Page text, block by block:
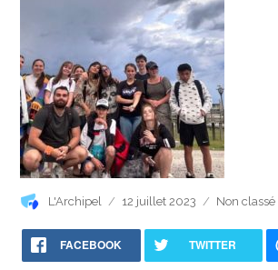
Auteur
L'Archipel
Publié
12 juillet 2023 Catégories
Non classé
FACEBOOK TWITTER